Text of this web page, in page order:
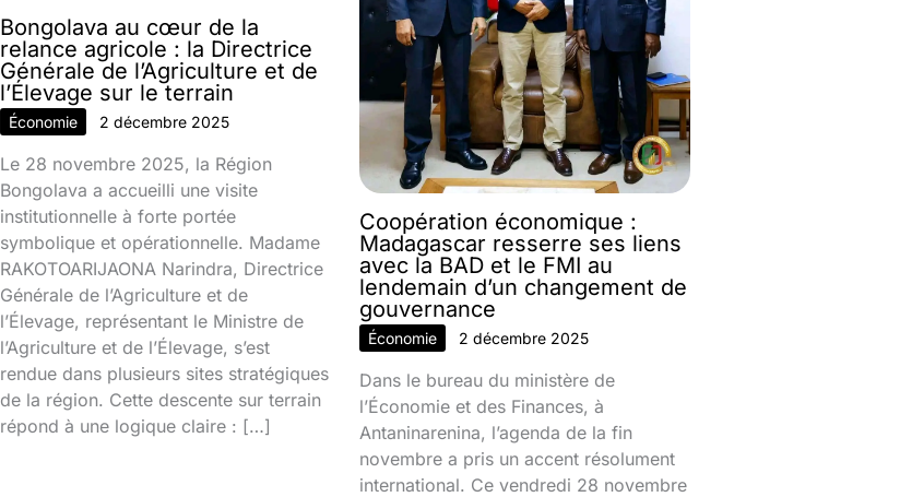
Bongolava au cœur de la
relance agricole : la Directrice
Générale de l’Agriculture et de
l’Élevage sur le terrain
Économie 2 décembre 2025
Le 28 novembre 2025, la Région
Bongolava a accueilli une visite
institutionnelle à forte portée
symbolique et opérationnelle. Madame
RAKOTOARIJAONA Narindra, Directrice
Générale de l’Agriculture et de
l’Élevage, représentant le Ministre de
l’Agriculture et de l’Élevage, s’est
rendue dans plusieurs sites stratégiques
de la région. Cette descente sur terrain
répond à une logique claire : […]
Coopération économique :
Madagascar resserre ses liens
avec la BAD et le FMI au
lendemain d’un changement de
gouvernance
Économie 2 décembre 2025
Dans le bureau du ministère de
l’Économie et des Finances, à
Antaninarenina, l’agenda de la fin
novembre a pris un accent résolument
international. Ce vendredi 28 novembre